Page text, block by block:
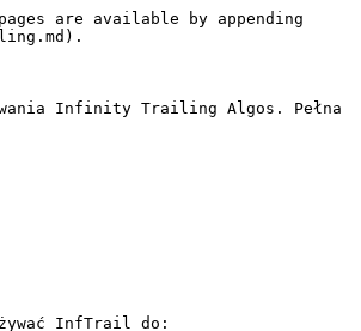
are available by appending
Infinity Trailing Algos. Pełna
InfTrail do: